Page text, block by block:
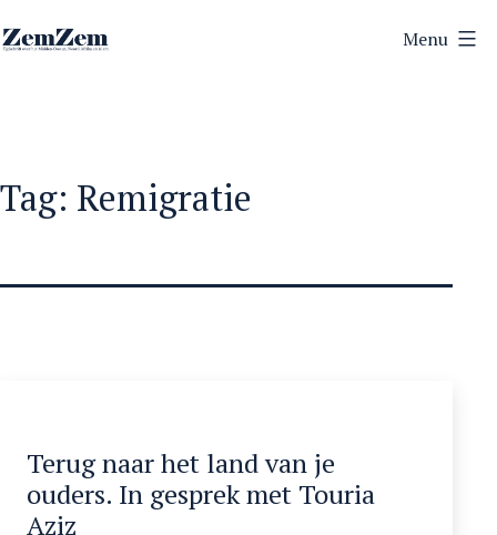
naar
Menu
Tag: Remigratie
Terug naar het land van je
ouders. In gesprek met Touria
Aziz